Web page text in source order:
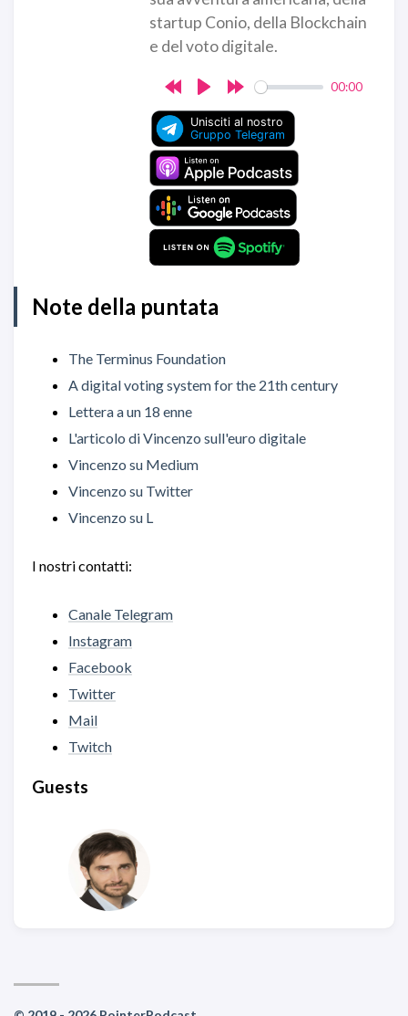
startup Conio, della Blockchain
e del voto digitale.
Rewind
10s
Play Forward
10s
00:00
Note della puntata
The Terminus Foundation
A digital voting system for the 21th century
Lettera a un 18 enne
L'articolo di Vincenzo sull'euro digitale
Vincenzo su Medium
Vincenzo su Twitter
Vincenzo su L
I nostri contatti:
Canale Telegram
Instagram
Facebook
Twitter
Mail
Twitch
Guests